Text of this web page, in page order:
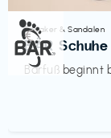
Sneaker & Sandalen
BÄR Schuhe
Barfuß beginnt
€‎